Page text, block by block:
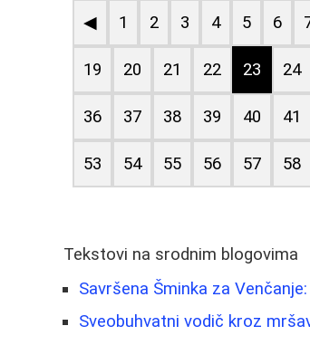
◀ 1 2 3 4 5 6
19 20 21 22 23 24
36 37 38 39 40 41
53 54 55 56 57 58
Tekstovi na srodnim blogovima
Savršena Šminka za
Sveobuhvatni vodič kroz